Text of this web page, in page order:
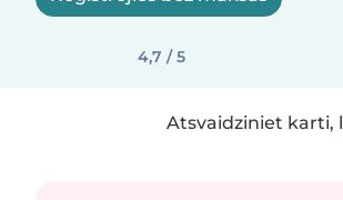
4,7 / 5
Atsvaidziniet karti,